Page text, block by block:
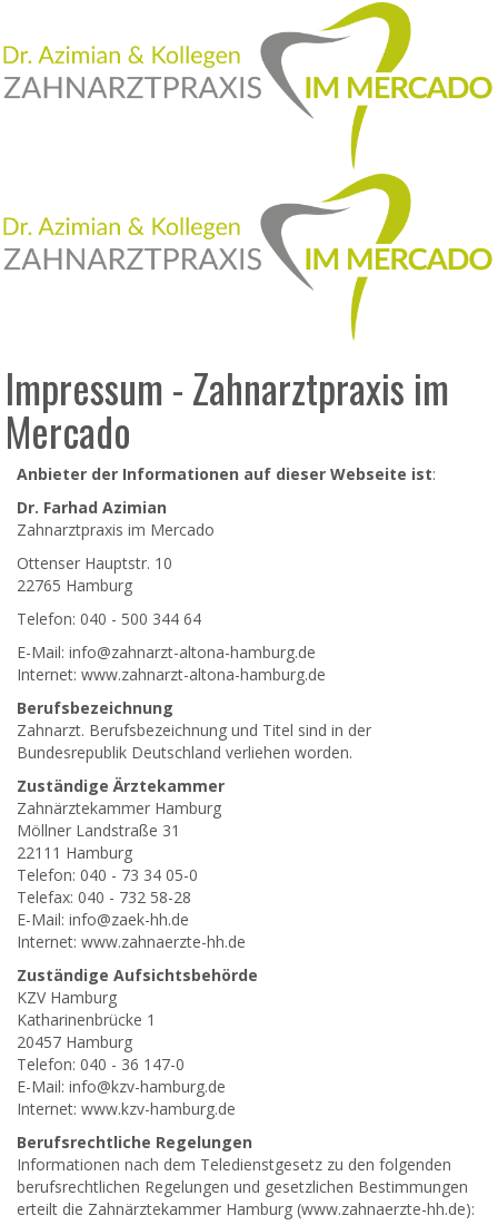
Impressum - Zahnarztpraxis im
Mercado
Anbieter der Informationen auf dieser Webseite ist:
Dr. Farhad Azimian
Zahnarztpraxis im Mercado
Ottenser Hauptstr. 10
22765 Hamburg
Telefon: 040 - 500 344 64
E-Mail: info@zahnarzt-altona-hamburg.de
Internet: www.zahnarzt-altona-hamburg.de
Berufsbezeichnung
Zahnarzt. Berufsbezeichnung und Titel sind in der
Bundesrepublik Deutschland verliehen worden.
Zuständige Ärztekammer
Zahnärztekammer Hamburg
Möllner Landstraße 31
22111 Hamburg
Telefon: 040 - 73 34 05-0
Telefax: 040 - 732 58-28
E-Mail: info@zaek-hh.de
Internet: www.zahnaerzte-hh.de
Zuständige Aufsichtsbehörde
KZV Hamburg
Katharinenbrücke 1
20457 Hamburg
Telefon: 040 - 36 147-0
E-Mail: info@kzv-hamburg.de
Internet: www.kzv-hamburg.de
Berufsrechtliche Regelungen
Informationen nach dem Teledienstgesetz zu den folgenden
berufsrechtlichen Regelungen und gesetzlichen Bestimmungen
erteilt die Zahnärztekammer Hamburg (www.zahnaerzte-hh.de):